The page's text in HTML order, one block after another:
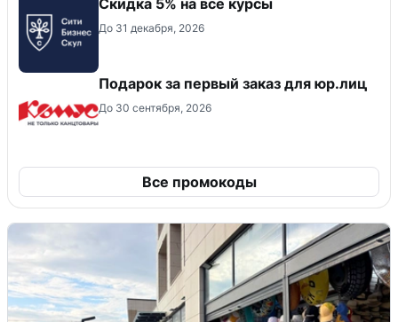
До 31 декабря, 2026
Подарок за первый заказ для юр.лиц
До 30 сентября, 2026
Все промокоды